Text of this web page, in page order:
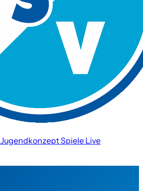
JugendkonzeptSpiele Live